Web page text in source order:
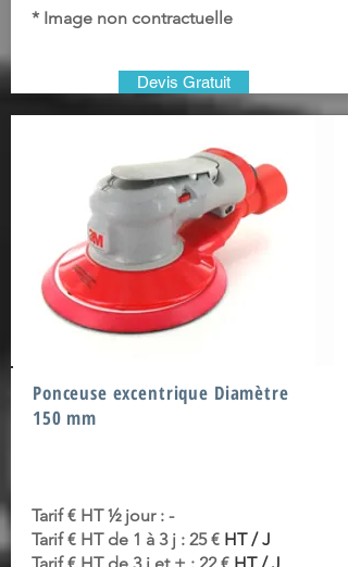
* Image non contractuelle
Devis Gratuit
Ponceuse excentrique Diamètre
150 mm
Tarif € HT ½ jour : -
Tarif € HT de 1 à 3 j : 25 € HT / J